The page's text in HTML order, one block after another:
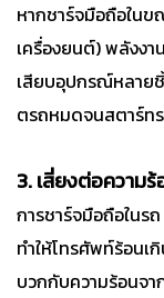
หากชาร์จมือถือในข
เครื่องยนต์) พลังงา
เสียบอุปกรณ์หลายชิ้
ตรถหมดจนสตาร์ท
3. เสี่ยงต่อความ
การชาร์จมือถือใน
ทำให้โทรศัพท์ร้อนเ
บวกกับความร้อนจา